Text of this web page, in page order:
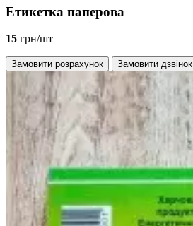
Етикетка паперова
15 грн/шт
Замовити розрахунок Замовити дзвінок